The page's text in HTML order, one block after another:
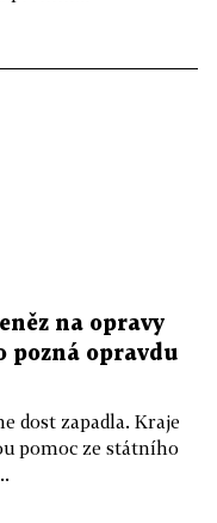
na opravy
opravdu
dost zapadla. Kraje
pomoc ze státního